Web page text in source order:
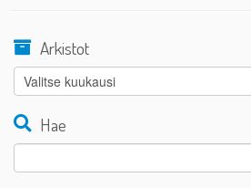
Arkistot
Arkistot
Hae
Haku: